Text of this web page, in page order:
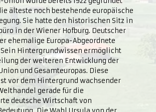
älteste noch bestehende europäische
Sie hatte den historischen Sitz in
in der Wiener Hofburg. Deutscher
ehemalige Europa-Abgeordnete
Sein Hintergrundwissen ermöglicht
der weiteren Entwicklung der
und Gesamteuropas. Diese
vor dem Hintergrund wachsender
gerade für die
deutsche Wirtschaft von